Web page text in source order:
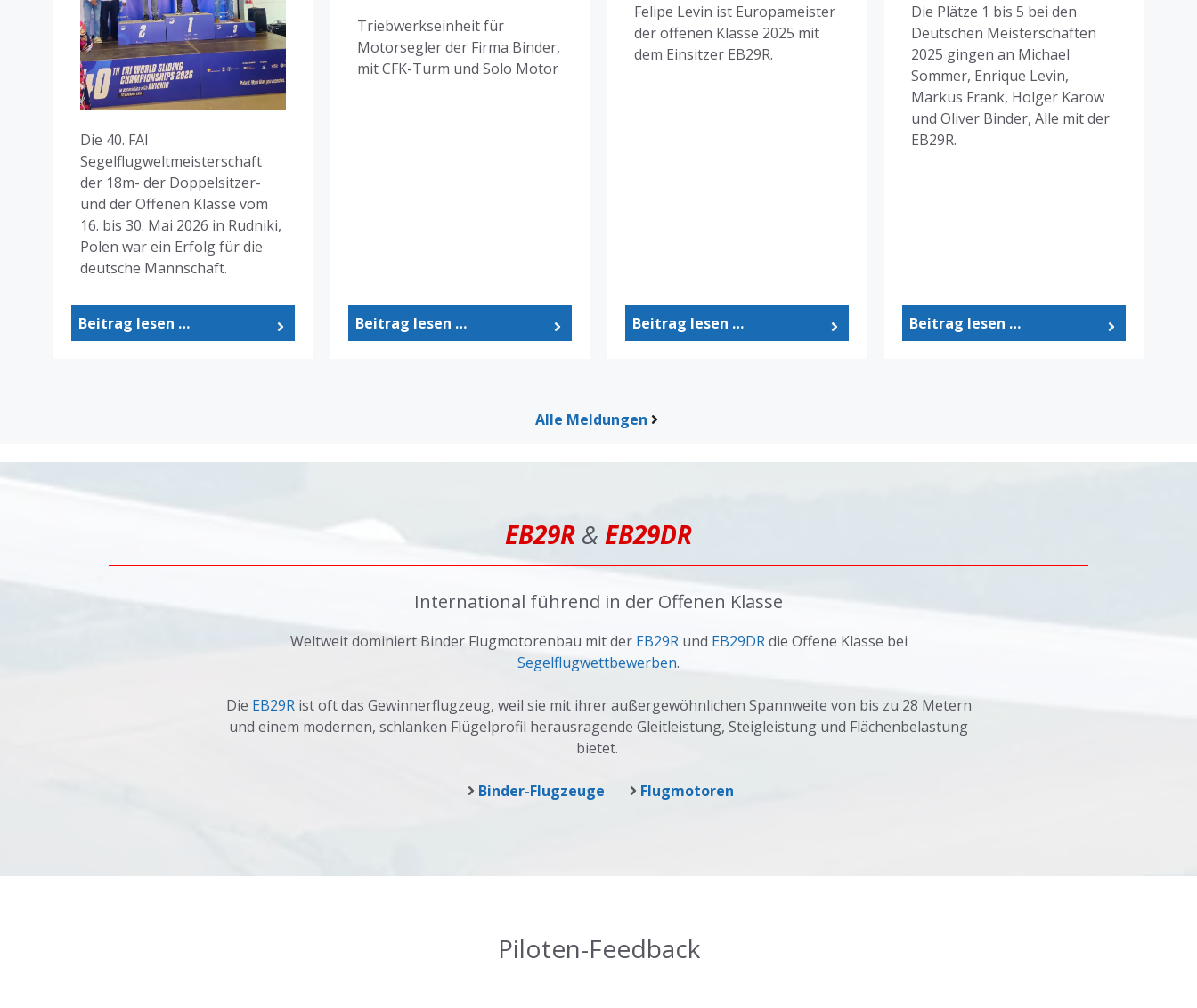
Die 40. FAI
Segelflugweltmeisterschaft
der 18m- der Doppelsitzer-
und der Offenen Klasse vom
16. bis 30. Mai 2026 in Rudniki,
Polen war ein Erfolg für die
deutsche Mannschaft.
Beitrag lesen …
Triebwerkseinheit für
Motorsegler der Firma Binder,
mit CFK-Turm und Solo Motor
Beitrag lesen …
Felipe Levin ist Europameister
der offenen Klasse 2025 mit
dem Einsitzer EB29R.
Beitrag lesen …
Die Plätze 1 bis 5 bei den
Deutschen Meisterschaften
2025 gingen an Michael
Sommer, Enrique Levin,
Markus Frank, Holger Karow
und Oliver Binder, Alle mit der
EB29R.
Beitrag lesen …
Alle Meldungen
EB29R & EB29DR
International führend in der Offenen Klasse
Weltweit dominiert Binder Flugmotorenbau mit der EB29Rund EB29DRdie Offene Klasse bei
Segelflugwettbewerben.
Die EB29Rist oft das Gewinnerflugzeug, weil sie mit ihrer außergewöhnlichen Spannweite von bis zu 28 Metern
und einem modernen, schlanken Flügelprofil herausragende Gleitleistung, Steigleistung und Flächenbelastung
bietet.
Binder-Flugzeuge Flugmotoren
Piloten-Feedback